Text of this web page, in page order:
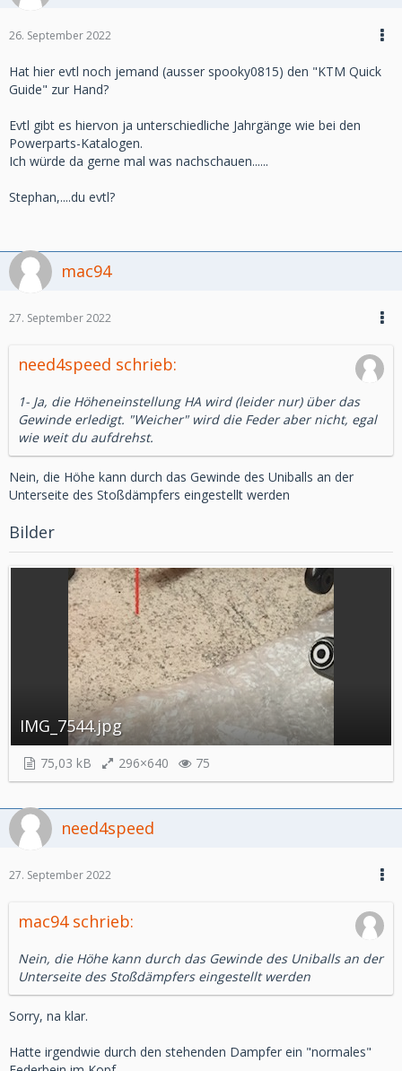
26. September 2022
Hat hier evtl noch jemand (ausser spooky0815) den "KTM Quick
Guide" zur Hand?
Evtl gibt es hiervon ja unterschiedliche Jahrgänge wie bei den
Powerparts-Katalogen.
Ich würde da gerne mal was nachschauen......
Stephan,....du evtl?
mac94
27. September 2022
need4speed schrieb:
1- Ja, die Höheneinstellung HA wird (leider nur) über das
Gewinde erledigt. "Weicher" wird die Feder aber nicht, egal
wie weit du aufdrehst.
Nein, die Höhe kann durch das Gewinde des Uniballs an der
Unterseite des Stoßdämpfers eingestellt werden
Bilder
IMG_7544.jpg
75,03 kB 296×640 75
need4speed
27. September 2022
mac94 schrieb:
Nein, die Höhe kann durch das Gewinde des Uniballs an der
Unterseite des Stoßdämpfers eingestellt werden
Sorry, na klar.
Hatte irgendwie durch den stehenden Dampfer ein "normales"